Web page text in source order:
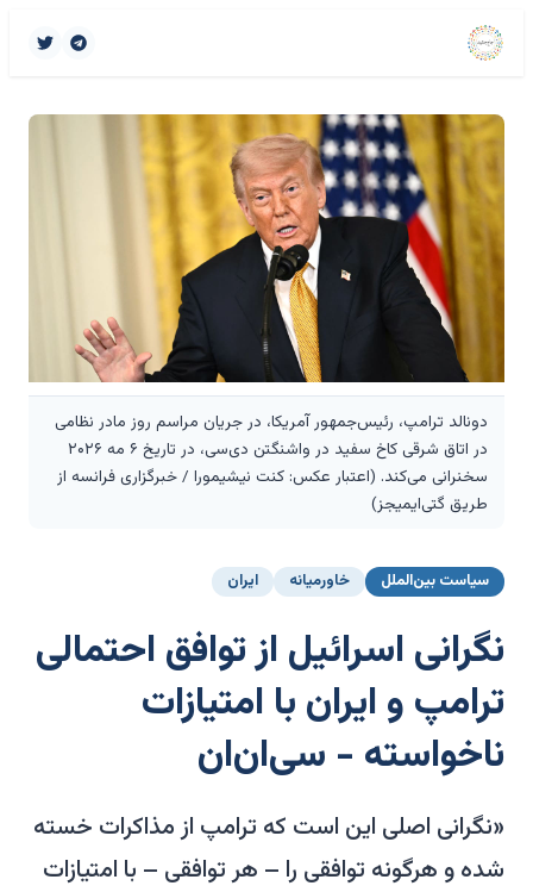
دونالد ترامپ، رئیس‌جمهور آمریکا، در جریان مراسم روز مادر نظامی
در اتاق شرقی کاخ سفید در واشنگتن دی‌سی، در تاریخ ۶ مه ۲۰۲۶
سخنرانی می‌کند. (اعتبار عکس: کنت نیشیمورا / خبرگزاری فرانسه از
طریق گتی‌ایمیجز)
سیاست بین‌الملل خاورمیانه ایران
نگرانی اسرائیل از توافق احتمالی
ترامپ و ایران با امتیازات
ناخواسته - سی‌ان‌ان
«نگرانی اصلی این است که ترامپ از مذاکرات خسته
شده و هرگونه توافقی را – هر توافقی – با امتیازات